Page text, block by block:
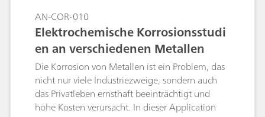
verwendet. Die Ergebnisse der beiden
Bestimmungen werden von tiamoTM
verwendet, um individuelle Ergebnisse für
HNO3, HF und H2SiF6 zu erhalten.
AN-COR-010
Elektrochemische Korrosionsstudi
en an verschiedenen Metallen
Die Korrosion von Metallen ist ein Problem, das
nicht nur viele Industriezweige, sondern auch
das Privatleben ernsthaft beeinträchtigt und
hohe Kosten verursacht. In dieser Application